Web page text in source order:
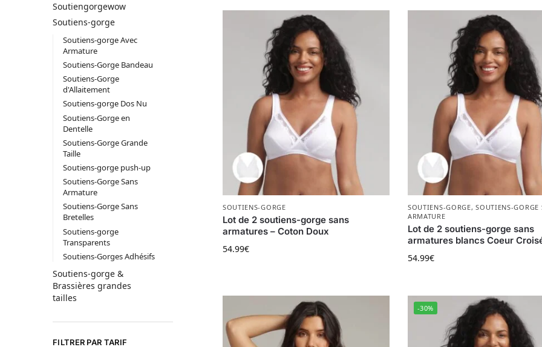
SOUTIENS-GORGE
Lot de 2 soutiens-gorge sans
armatures – Coton Doux
54.99€
SOUTIENS-GORGE,SOUTIENS-GORGE
ARMATURE
Lot de 2 soutiens-gorge sans
armatures blancs Coeur
54.99€
-30%
Soutiengorgewow
Soutiens-gorge
Soutiens-gorge Avec
Armature
Soutiens-Gorge Bandeau
Soutiens-Gorge
d'Allaitement
Soutiens-gorge Dos Nu
Soutiens-Gorge en
Dentelle
Soutiens-Gorge Grande
Taille
Soutiens-gorge push-up
Soutiens-Gorge Sans
Armature
Soutiens-Gorge Sans
Bretelles
Soutiens-gorge
Transparents
Soutiens-Gorges Adhésifs
Soutiens-gorge &
Brassières grandes
tailles
FILTRER PAR TARIF